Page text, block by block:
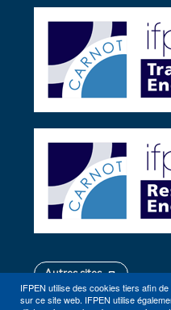
IFPEN utilise des cookies tiers afin
sur ce site web. IFPEN utilise
Autres sites